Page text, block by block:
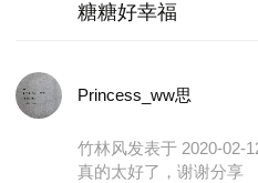
画。
-- 扔骰子。用纸盒做一个
或表演，扔到哪个就做哪
-- 将线或绳子绑在家具腿
糖糖好幸福
Princess_ww思
竹林风发表于 2020-02-
真的太好了，谢谢分享